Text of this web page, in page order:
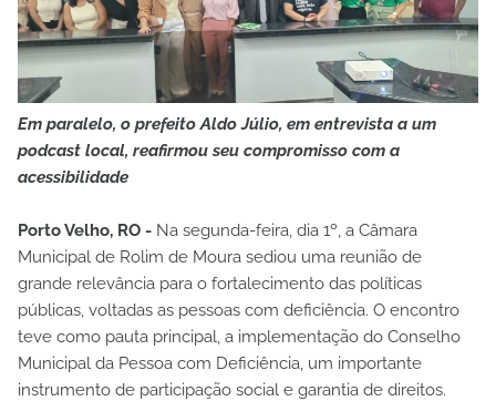
Em paralelo, o prefeito Aldo Júlio, em entrevista a um
podcast local, reafirmou seu compromisso com a
acessibilidade
Porto Velho, RO - Na segunda-feira, dia 1º, a Câmara
Municipal de Rolim de Moura sediou uma reunião de
grande relevância para o fortalecimento das políticas
públicas, voltadas as pessoas com deficiência. O encontro
teve como pauta principal, a implementação do Conselho
Municipal da Pessoa com Deficiência, um importante
instrumento de participação social e garantia de direitos.